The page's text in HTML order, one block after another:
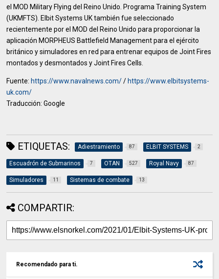
el MOD Military Flying del Reino Unido. Programa Training System
(UKMFTS). Elbit Systems UK también fue seleccionado
recientemente por el MOD del Reino Unido para proporcionar la
aplicación MORPHEUS Battlefield Management para el ejército
británico y simuladores en red para entrenar equipos de Joint Fires
montados y desmontados y Joint Fires Cells.
Fuente:https://www.navalnews.com//https://www.elbitsystems-
uk.com/
Traducción: Google
ETIQUETAS: Adiestramiento 87 ELBIT SYSTEMS 2
Escuadrón de Submarinos 7 OTAN 527 Royal Navy 87
Simuladores 11 Sistemas de combate 13
COMPARTIR:
Recomendado para ti.